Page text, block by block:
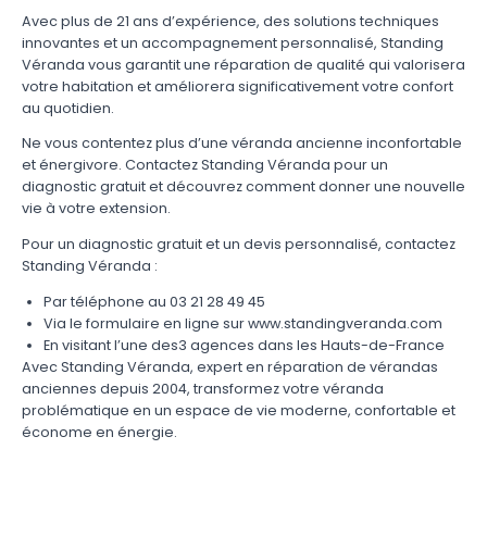
Avec plus de 21 ans d’expérience, des solutions techniques
innovantes et un accompagnement personnalisé, Standing
Véranda vous garantit une réparation de qualité qui valorisera
votre habitation et améliorera significativement votre confort
au quotidien.
Ne vous contentez plus d’une véranda ancienne inconfortable
et énergivore. Contactez Standing Véranda pour un
diagnostic gratuit et découvrez comment donner une nouvelle
vie à votre extension.
Pour un diagnostic gratuit et un devis personnalisé, contactez
Standing Véranda :
Par téléphone au 03 21 28 49 45
Via le formulaire en ligne surwww.standingveranda.com
En visitant l’une des3 agences dans les Hauts-de-France
Avec Standing Véranda, expert en réparation de vérandas
anciennes depuis 2004, transformez votre véranda
problématique en un espace de vie moderne, confortable et
économe en énergie.